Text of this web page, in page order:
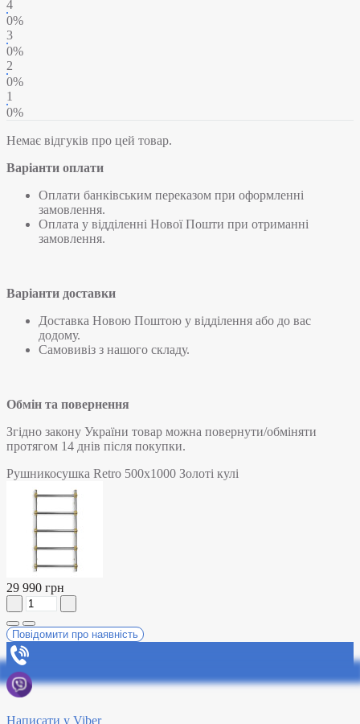
4
0%
3
0%
2
0%
1
0%
Немає відгуків про цей товар.
Варіанти оплати
Оплати банківським переказом при оформленні
замовлення.
Оплата у відділенні Нової Пошти при отриманні
замовлення.
Варіанти доставки
Доставка Новою Поштою у відділення або до вас
додому.
Самовивіз з нашого складу.
Обмін та повернення
Згідно закону України товар можна повернути/обміняти
протягом 14 днів після покупки.
Рушникосушка Retro 500х1000 Золоті кулі
29 990 грн
Повідомити про наявність
Написати у Viber